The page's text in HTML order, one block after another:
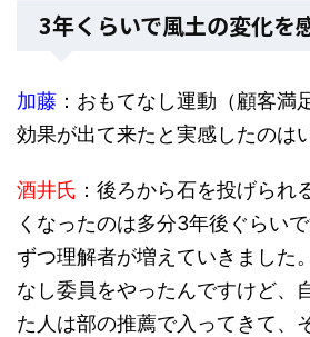
3年くらいで風土の変化を
加藤 ：おもてなし運動（顧客満
効果が出て来たと実感したのは
酒井氏 ：後ろから石を投げられ
くなったのは多分3年後ぐらい
ずつ理解者が増えていきました
なし委員をやったんですけど、
た人は部の推薦で入ってきて、